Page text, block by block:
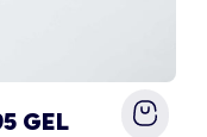
GEL